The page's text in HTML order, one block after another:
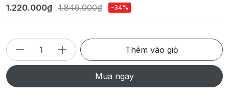
1.220.000₫ 1.849.000₫ -34%
Thêm vào giỏ
Mua ngay